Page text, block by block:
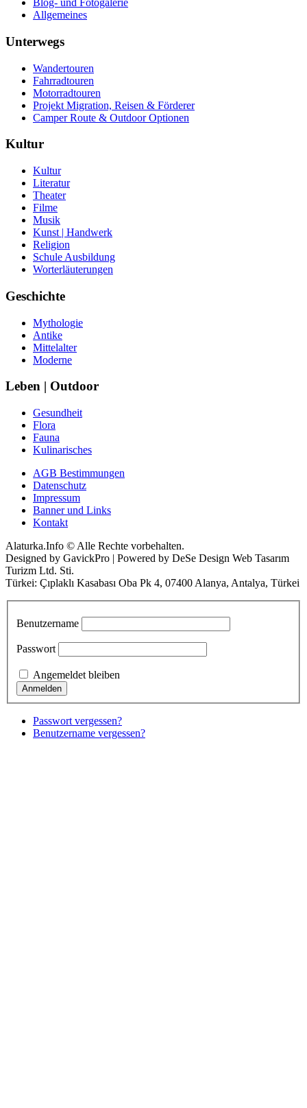
Blog- und Fotogalerie
Allgemeines
Unterwegs
Wandertouren
Fahrradtouren
Motorradtouren
Projekt Migration, Reisen & Förderer
Camper Route & Outdoor Optionen
Kultur
Kultur
Literatur
Theater
Filme
Musik
Kunst | Handwerk
Religion
Schule Ausbildung
Worterläuterungen
Geschichte
Mythologie
Antike
Mittelalter
Moderne
Leben | Outdoor
Gesundheit
Flora
Fauna
Kulinarisches
AGB Bestimmungen
Datenschutz
Impressum
Banner und Links
Kontakt
Alaturka.Info © Alle Rechte vorbehalten.
Designed by GavickPro | Powered by DeSe Design Web Tasarım
Turizm Ltd. Sti.
Türkei: Çıplaklı Kasabası Oba Pk 4, 07400 Alanya, Antalya, Türkei
Benutzername
Passwort
Angemeldet bleiben
Passwort vergessen?
Benutzername vergessen?